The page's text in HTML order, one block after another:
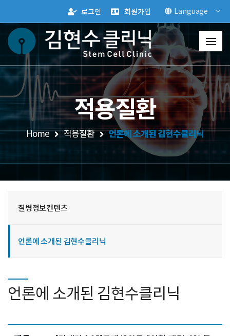
로그인 회원가입 Language
적용질환
Home 적용질환 언론에 소개된 김현수클리닉
질병정보컨텐츠
언론에 소개된 김현수클리닉
언론에 소개된 김현수클리닉